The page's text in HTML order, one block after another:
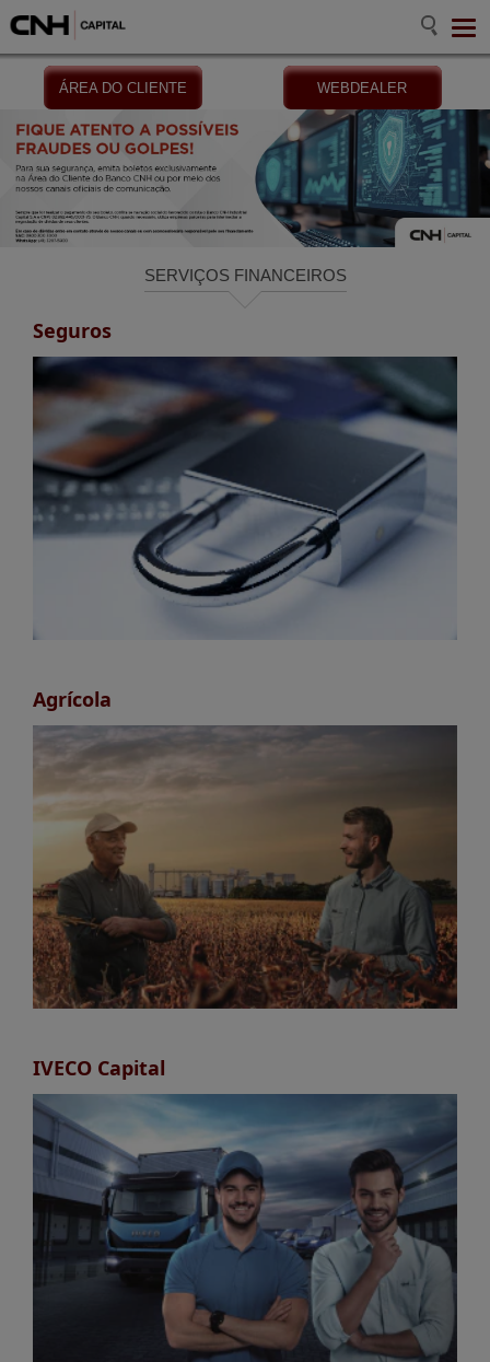
ÁREA DO CLIENTE WEBDEALER
SERVIÇOS FINANCEIROS
Seguros
Agrícola
IVECO Capital